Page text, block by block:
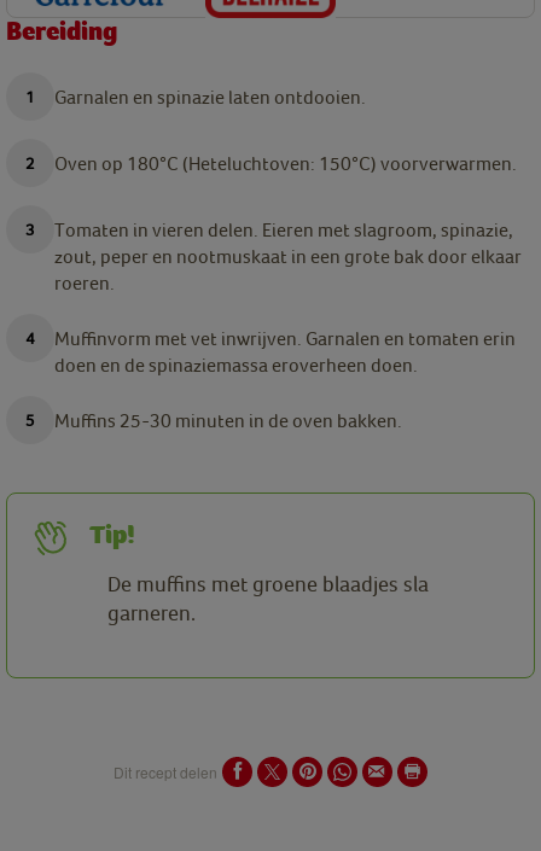
Bereiding
Garnalen en spinazie laten ontdooien.
Oven op 180°C (Heteluchtoven: 150°C) voorverwarmen.
Tomaten in vieren delen. Eieren met slagroom, spinazie,
zout, peper en nootmuskaat in een grote bak door elkaar
roeren.
Muffinvorm met vet inwrijven. Garnalen en tomaten erin
doen en de spinaziemassa eroverheen doen.
Muffins 25-30 minuten in de oven bakken.
Tip!
De muffins met groene blaadjes sla
garneren.
Dit recept delen